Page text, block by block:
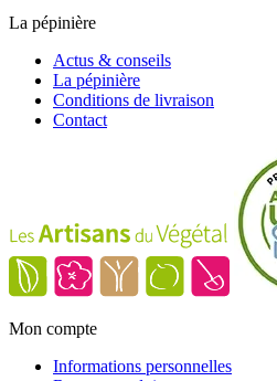
La pépinière
Actus & conseils
La pépinière
Conditions de livraison
Contact
Mon compte
Informations personnelles